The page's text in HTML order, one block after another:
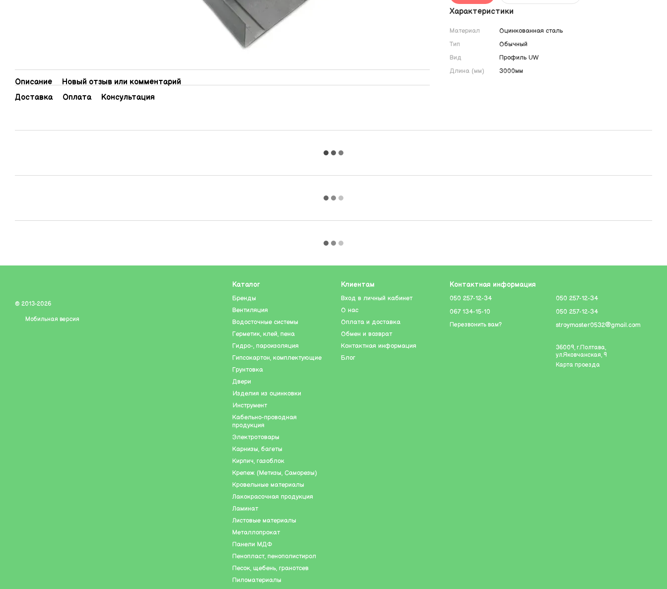
Описание
Новый отзыв или комментарий
Доставка
Оплата Консультация
Характеристики
Материал
Оцинкованная сталь
Тип
Обычный
Вид
Профиль UW
Длина (мм)
3000мм
© 2013-2026
Мобильная версия
Каталог
Бренды
Вентиляция
Водосточные системы
Герметик, клей, пена
Гидро-, пароизоляция
Гипсокартон, комплектующие
Грунтовка
Двери
Изделия из оцинковки
Инструмент
Кабельно-проводная
продукция
Электротовары
Карнизы, багеты
Кирпич, газоблок
Крепеж (Метизы, Саморезы)
Кровельные материалы
Лакокрасочная продукция
Ламинат
Листовые материалы
Металлопрокат
Панели МДФ
Пенопласт, пенополистирол
Песок, щебень, гранотсев
Пиломатериалы
Клиентам
Вход в личный кабинет
О нас
Оплата и доставка
Обмен и возврат
Контактная информация
Блог
Контактная информация
050 257-12-34
067 134-15-10
Перезвонить вам?
050 257-12-34
050 257-12-34
stroymaster0532@gmail.com
36009, г.Полтава,
ул.Яковчанская, 9
Карта проезда